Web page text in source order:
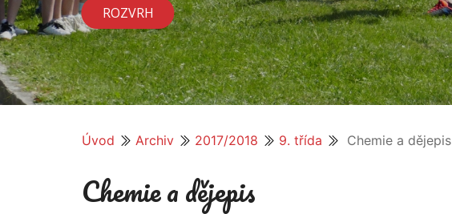
ROZVRH
Úvod Archiv 2017/2018 9. třída Chemie a dějepis
Chemie a dějepis